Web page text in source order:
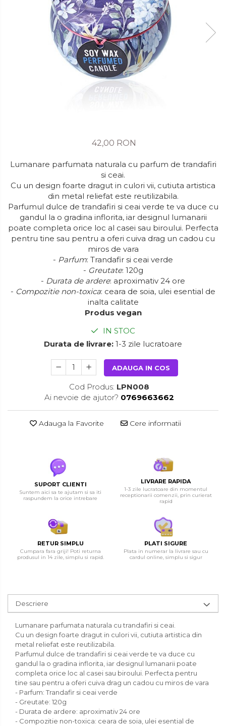
42,00 RON
Lumanare parfumata naturala cu parfum de trandafiri
si ceai.
Cu un design foarte dragut in culori vii, cutiuta artistica
din metal reliefat este reutilizabila.
Parfumul dulce de trandafiri si ceai verde te va duce cu
gandul la o gradina inflorita, iar designul lumanarii
poate completa orice loc al casei sau biroului. Perfecta
pentru tine sau pentru a oferi cuiva drag un cadou cu
miros de vara
- Parfum: Trandafir si ceai verde
- Greutate: 120g
- Durata de ardere: aproximativ 24 ore
- Compozitie non-toxica: ceara de soia, ulei esential de
inalta calitate
Produs vegan
IN STOC
Durata de livrare: 1-3 zile lucratoare
ADAUGA IN COS
Cod Produs: LPN008
Ai nevoie de ajutor? 0769663662
Adauga la Favorite Cere informatii
SUPORT CLIENTI
Suntem aici sa te ajutam si sa iti
raspundem la orice intrebare
LIVRARE RAPIDA
1-3 zile lucratoare din momentul
receptionarii comenzii, prin curierat
rapid
RETUR SIMPLU
Cumpara fara griji! Poti returna
produsul in 14 zile, simplu si rapid.
PLATI SIGURE
Plata in numerar la livrare sau cu
cardul online, simplu si sigur
Descriere
Lumanare parfumata naturala cu trandafiri si ceai.
Cu un design foarte dragut in culori vii, cutiuta artistica din
metal reliefat este reutilizabila.
Parfumul dulce de trandafiri si ceai verde te va duce cu
gandul la o gradina inflorita, iar designul lumanarii poate
completa orice loc al casei sau biroului. Perfecta pentru
tine sau pentru a oferi cuiva drag un cadou cu miros de vara
- Parfum: Trandafir si ceai verde
- Greutate: 120g
- Durata de ardere: aproximativ 24 ore
- Compozitie non-toxica: ceara de soia, ulei esential de